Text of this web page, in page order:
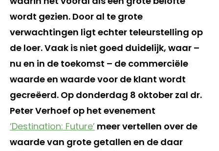
wordt gezien. Door al te grote
verwachtingen ligt echter teleurstelling op
de loer. Vaak is niet goed duidelijk, waar –
nu en in de toekomst – de commerciële
waarde en waarde voor de klant wordt
gecreëerd. Op donderdag 8 oktober zal dr.
Peter Verhoef op het evenement
‘Destination: Future’ meer vertellen over de
waarde van grote getallen en de daar